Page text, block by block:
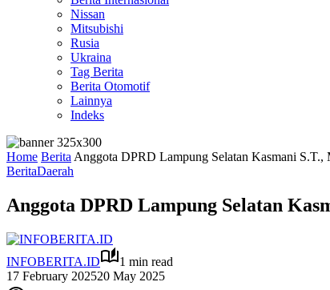
Nissan
Mitsubishi
Rusia
Ukraina
Tag Berita
Berita Otomotif
Lainnya
Indeks
Home Berita Anggota DPRD Lampung Selatan Kasmani
BeritaDaerah
Anggota DPRD Lampung Selatan
INFOBERITA.ID
1 min read
17 February 202520 May 2025